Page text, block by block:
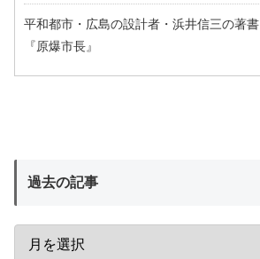
平和都市・広島の設計者・浜井信三の著書
『原爆市長』
過去の記事